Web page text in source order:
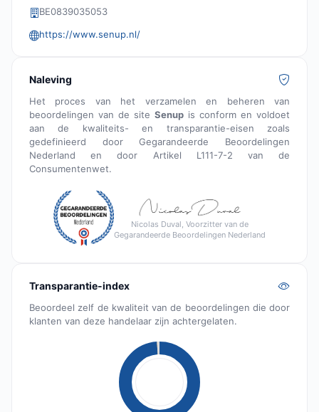
BE0839035053
https://www.senup.nl/
Naleving
Het proces van het verzamelen en beheren van
beoordelingen van de site Senup is conform en voldoet
aan de kwaliteits- en transparantie-eisen zoals
gedefinieerd door Gegarandeerde Beoordelingen
Nederland en door Artikel L111-7-2 van de
Consumentenwet.
Nicolas Duval, Voorzitter van de
Gegarandeerde Beoordelingen Nederland
Transparantie-index
Beoordeel zelf de kwaliteit van de beoordelingen die door
klanten van deze handelaar zijn achtergelaten.